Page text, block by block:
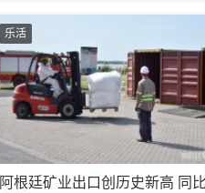
乐活
阿根廷矿业出口创历史新高 同